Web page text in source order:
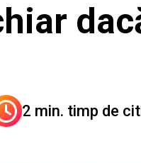
2 min. timp de